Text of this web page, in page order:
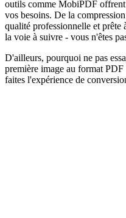
outils comme MobiPDF offrent
vos besoins. De la
qualité professionnelle et
la voie à suivre - vous n'êtes
D'ailleurs, pourquoi ne pas
première image au format
faites l'expérience de